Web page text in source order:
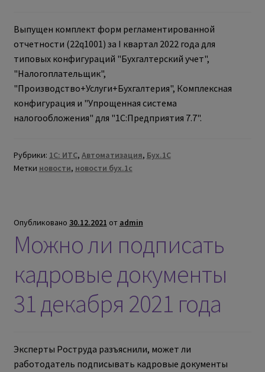
Выпущен комплект форм регламентированной
отчетности (22q1001) за I квартал 2022 года для
типовых конфигураций "Бухгалтерский учет",
"Налогоплательщик",
"Производство+Услуги+Бухгалтерия", Комплексная
конфигурация и "Упрощенная система
налогообложения" для "1С:Предприятия 7.7".
Рубрики: 1С: ИТС, Автоматизация, Бух.1С
Метки новости, новости бух.1с
Опубликовано 30.12.2021 от admin
Можно ли подписать
кадровые документы
31 декабря 2021 года
Эксперты Роструда разъяснили, может ли
работодатель подписывать кадровые документы